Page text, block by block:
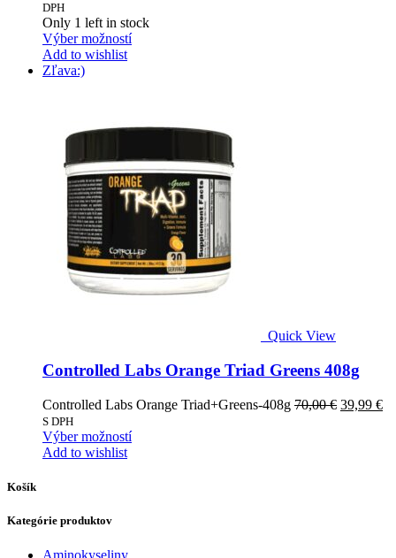
DPH
Only 1 left in stock
Výber možnostíTento
si
vybrať
na
stránke
produktu.
Add to wishlist
Zľava:)
Quick View
Controlled Labs Orange Triad Greens 408g
Controlled Labs Orange Triad+Greens-408g 70,00€ Pôvodná
39,99 €
S DPH
Výber možnostíTento
Add to wishlist
Košík
Kategórie produktov